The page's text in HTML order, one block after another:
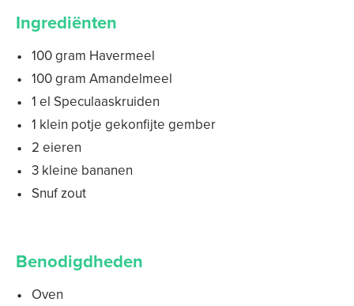
Ingrediënten
100 gram Havermeel
100 gram Amandelmeel
1 el Speculaaskruiden
1 klein potje gekonfijte gember
2 eieren
3 kleine bananen
Snuf zout
Benodigdheden
Oven